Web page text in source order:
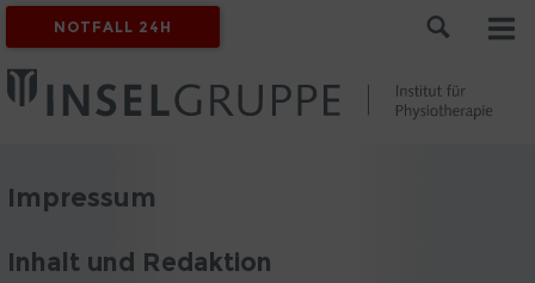
NOTFALL 24H
Impressum
Inhalt und Redaktion